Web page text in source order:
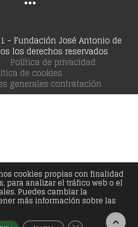
- Fundación José Antonio de
los derechos reservados
Política de privacidad
de cookies
generales contratación
cookies propias con finalidad
para analizar el tráfico web o el
Puedes cambiar la
más información sobre las